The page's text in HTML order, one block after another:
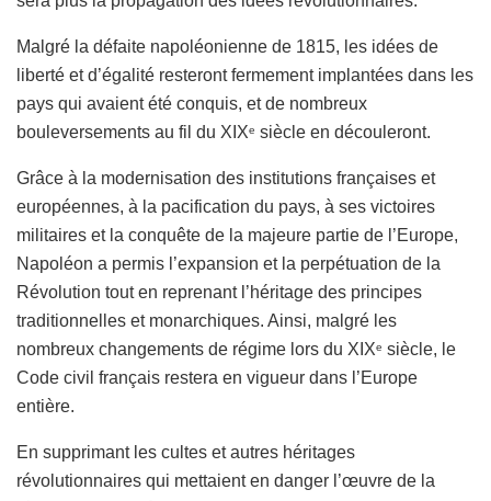
Malgré la défaite napoléonienne de 1815, les idées de
liberté et d’égalité resteront fermement implantées dans les
pays qui avaient été conquis, et de nombreux
bouleversements au fil du XIXe siècle en découleront.
Grâce à la modernisation des institutions françaises et
européennes, à la pacification du pays, à ses victoires
militaires et la conquête de la majeure partie de l’Europe,
Napoléon a permis l’expansion et la perpétuation de la
Révolution tout en reprenant l’héritage des principes
traditionnelles et monarchiques. Ainsi, malgré les
nombreux changements de régime lors du XIXe siècle, le
Code civil français restera en vigueur dans l’Europe
entière.
En supprimant les cultes et autres héritages
révolutionnaires qui mettaient en danger l’œuvre de la